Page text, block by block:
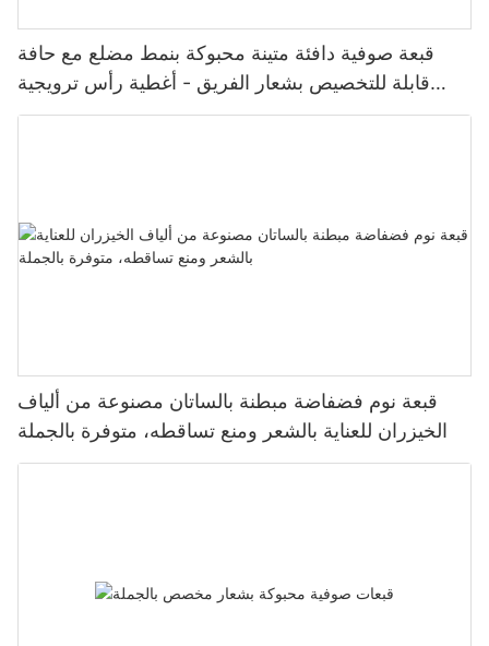
قبعة صوفية دافئة متينة محبوكة بنمط مضلع مع حافة
قابلة للتخصيص بشعار الفريق - أغطية رأس ترويجية
شتوية
قبعة نوم فضفاضة مبطنة بالساتان مصنوعة من ألياف
الخيزران للعناية بالشعر ومنع تساقطه، متوفرة بالجملة